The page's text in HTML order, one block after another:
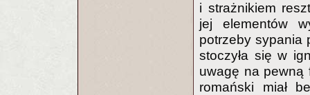
i strażnikiem
jej elementów
potrzeby sypania
stoczyła się w
uwagę na pewną
romański miał